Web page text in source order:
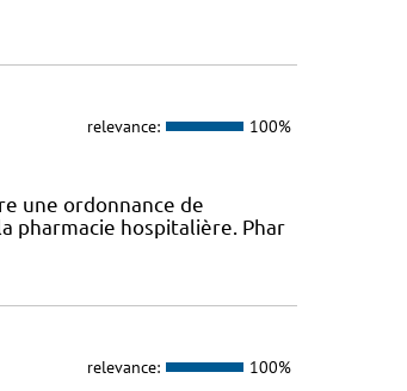
relevance: 100%
une ordonnance de
pharmacie hospitalière. Phar
relevance: 100%